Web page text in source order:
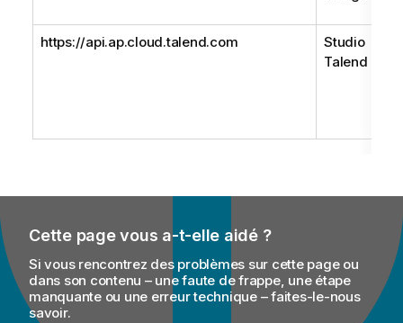
https://api.ap.cloud.talend.com
Studio
Talend
Cette page vous a-t-elle aidé ?
Si vous rencontrez des problèmes sur cette page ou
dans son contenu – une faute de frappe, une étape
manquante ou une erreur technique – faites-le-nous
savoir.